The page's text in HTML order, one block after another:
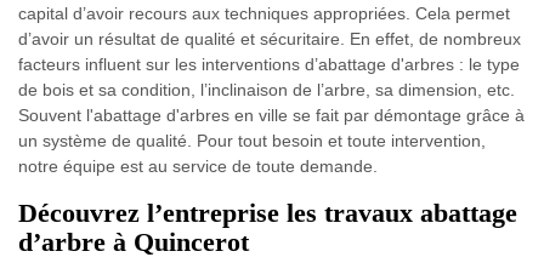
capital d’avoir recours aux techniques appropriées. Cela permet
d’avoir un résultat de qualité et sécuritaire. En effet, de nombreux
facteurs influent sur les interventions d’abattage d'arbres : le type
de bois et sa condition, l’inclinaison de l’arbre, sa dimension, etc.
Souvent l'abattage d'arbres en ville se fait par démontage grâce à
un système de qualité. Pour tout besoin et toute intervention,
notre équipe est au service de toute demande.
Découvrez l’entreprise les travaux abattage
d’arbre à Quincerot